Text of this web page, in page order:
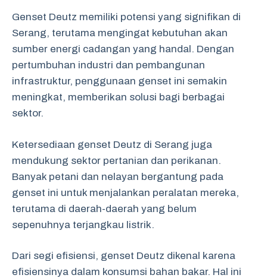
Genset Deutz memiliki potensi yang signifikan di
Serang, terutama mengingat kebutuhan akan
sumber energi cadangan yang handal. Dengan
pertumbuhan industri dan pembangunan
infrastruktur, penggunaan genset ini semakin
meningkat, memberikan solusi bagi berbagai
sektor.
Ketersediaan genset Deutz di Serang juga
mendukung sektor pertanian dan perikanan.
Banyak petani dan nelayan bergantung pada
genset ini untuk menjalankan peralatan mereka,
terutama di daerah-daerah yang belum
sepenuhnya terjangkau listrik.
Dari segi efisiensi, genset Deutz dikenal karena
efisiensinya dalam konsumsi bahan bakar. Hal ini